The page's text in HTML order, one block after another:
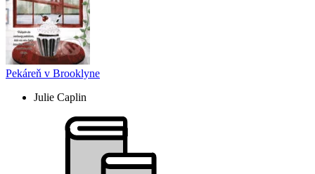
Pekáreň v Brooklyne
Julie Caplin